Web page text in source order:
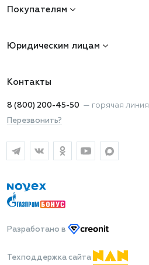
Покупателям
Юридическим лицам
Контакты
8 (800) 200-45-50 — горячая линия
Перезвонить?
Разработано в
Техподдержка сайта